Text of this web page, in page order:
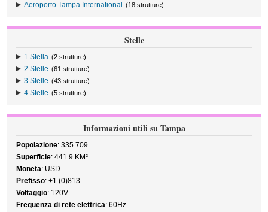
Aeroporto Tampa International (18 strutture)
Stelle
1 Stella (2 strutture)
2 Stelle (61 strutture)
3 Stelle (43 strutture)
4 Stelle (5 strutture)
Informazioni utili su Tampa
Popolazione: 335.709
Superficie: 441.9 KM²
Moneta: USD
Prefisso: +1 (0)813
Voltaggio: 120V
Frequenza di rete elettrica: 60Hz